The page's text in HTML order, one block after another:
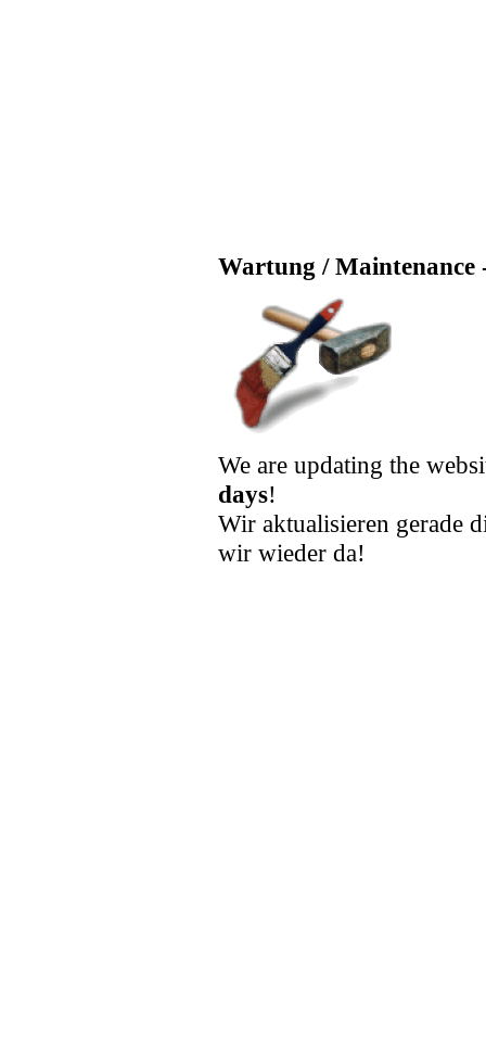
Wartung / Maintenance
We are updating the
days!
Wir aktualisieren gerade
wir wieder da!